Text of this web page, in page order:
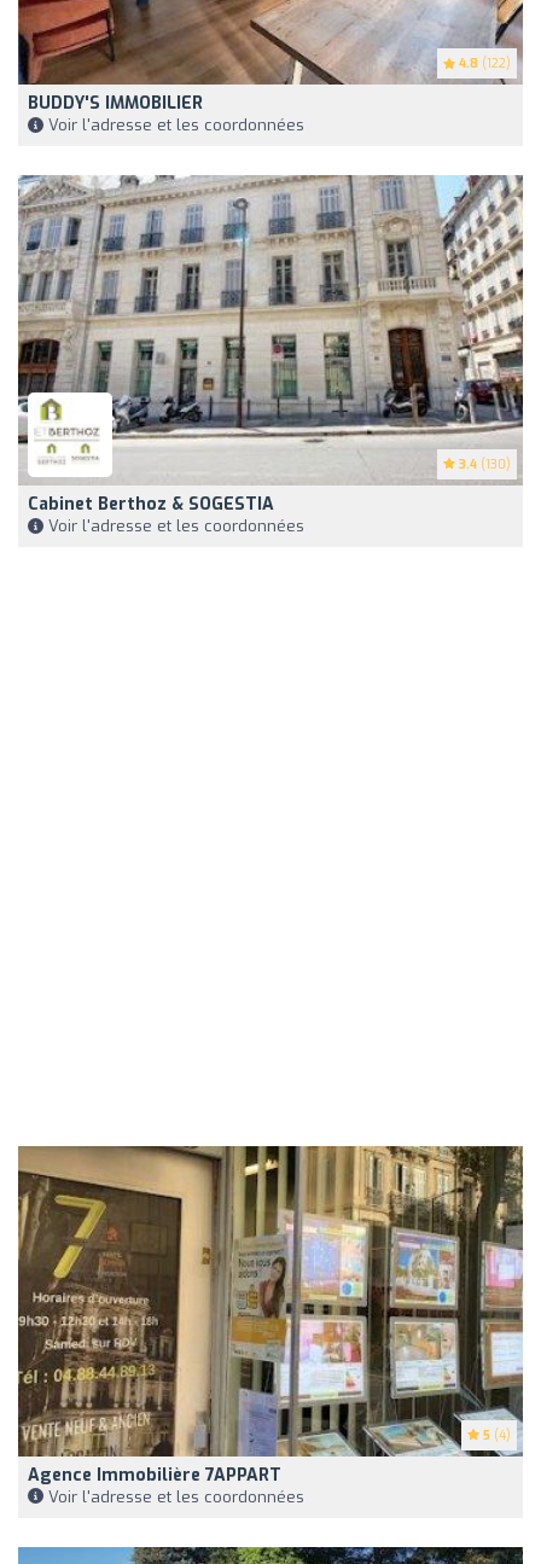
4.8 (122)
BUDDY'S IMMOBILIER
Voir l'adresse et les coordonnées
3.4 (130)
Cabinet Berthoz & SOGESTIA
Voir l'adresse et les coordonnées
5 (4)
Agence Immobilière 7APPART
Voir l'adresse et les coordonnées